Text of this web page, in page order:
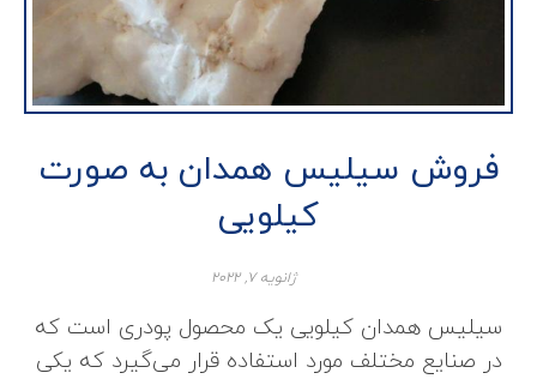
فروش سیلیس همدان به صورت
کیلویی
ژانویه ۷, ۲۰۲۲
سیلیس همدان کیلویی یک محصول پودری است که
در صنایع مختلف مورد استفاده قرار می‌گیرد که یکی